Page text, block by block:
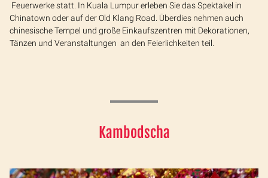
Feuerwerke statt. In Kuala Lumpur erleben Sie das Spektakel in
Chinatown oder auf der Old Klang Road. Überdies nehmen auch
chinesische Tempel und große Einkaufszentren mit Dekorationen,
Tänzen und Veranstaltungen an den Feierlichkeiten teil.
Kambodscha